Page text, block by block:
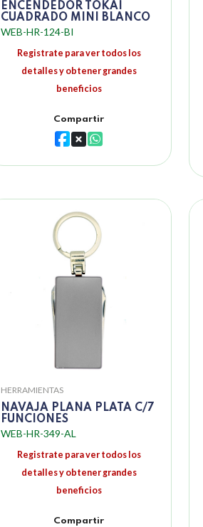
ENCENDEDOR TOKAI
CUADRADO MINI BLANCO
WEB-HR-124-BI
Registrate para ver todos los
detalles y obtener grandes
beneficios
Compartir
HERRAMIENTAS
NAVAJA PLANA PLATA C/7
FUNCIONES
WEB-HR-349-AL
Registrate para ver todos los
detalles y obtener grandes
beneficios
Compartir